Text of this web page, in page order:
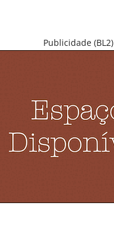
Publicidade (BL2)